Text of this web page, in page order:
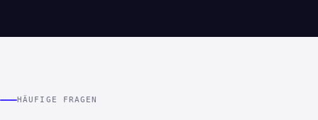
HÄUFIGE FRAGEN